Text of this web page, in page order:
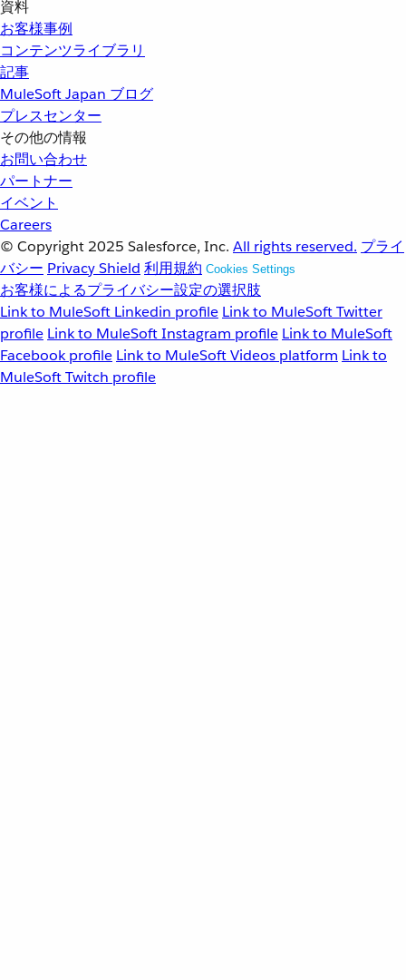
資料
お客様事例
コンテンツライブラリ
記事
MuleSoft Japan ブログ
プレスセンター
その他の情報
お問い合わせ
パートナー
イベント
Careers
© Copyright 2025 Salesforce, Inc. All rights reserved. プライ
バシー Privacy Shield 利用規約 Cookies Settings
お客様によるプライバシー設定の選択肢
Link to MuleSoft Linkedin profile Link to MuleSoft Twitter
profile Link to MuleSoft Instagram profile Link to MuleSoft
Facebook profile Link to MuleSoft Videos platform Link to
MuleSoft Twitch profile